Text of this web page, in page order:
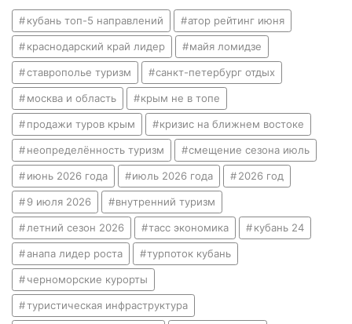
кубань топ-5 направлений атор рейтинг июня
краснодарский край лидер майя ломидзе
ставрополье туризм санкт-петербург отдых
москва и область крым не в топе
продажи туров крым кризис на ближнем востоке
неопределённость туризм смещение сезона июль
июнь 2026 года июль 2026 года 2026 год
9 июля 2026 внутренний туризм
летний сезон 2026 тасс экономика кубань 24
анапа лидер роста турпоток кубань
черноморские курорты
туристическая инфраструктура